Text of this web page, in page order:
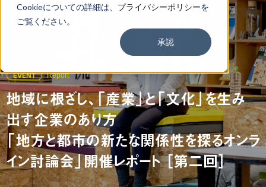
Cookieについての詳細は、 プライバシーポリシーを
ご覧ください。
承認
EVENT Report
地域に根ざし、「産業」と「文化」を生み
出す企業のあり方
「地方と都市の新たな関係性を探るオンラ
イン討論会」開催レポート ［第二回］